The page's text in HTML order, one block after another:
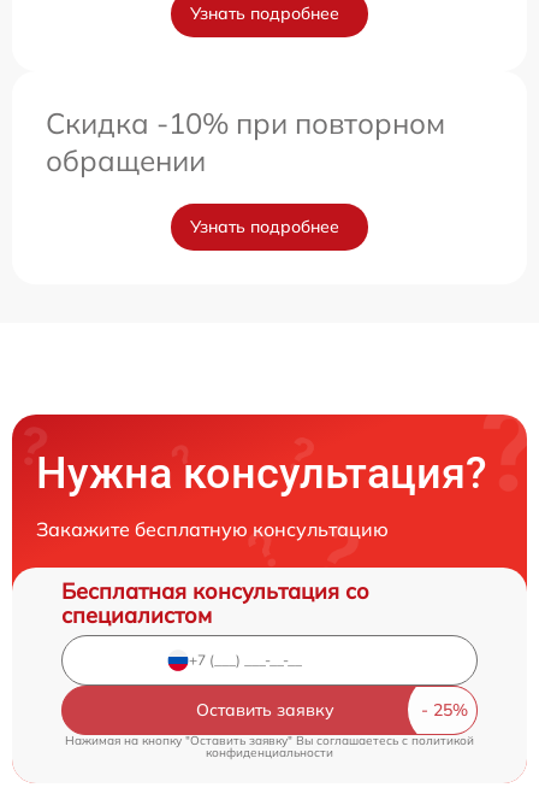
Узнать подробнее
Скидка -10% при повторном
обращении
Узнать подробнее
Нужна консультация?
Закажите бесплатную консультацию
Бесплатная консультация со
специалистом
Оставить заявку
Нажимая на кнопку "Оставить заявку" Вы соглашаетесь cполитикой
конфиденциальности